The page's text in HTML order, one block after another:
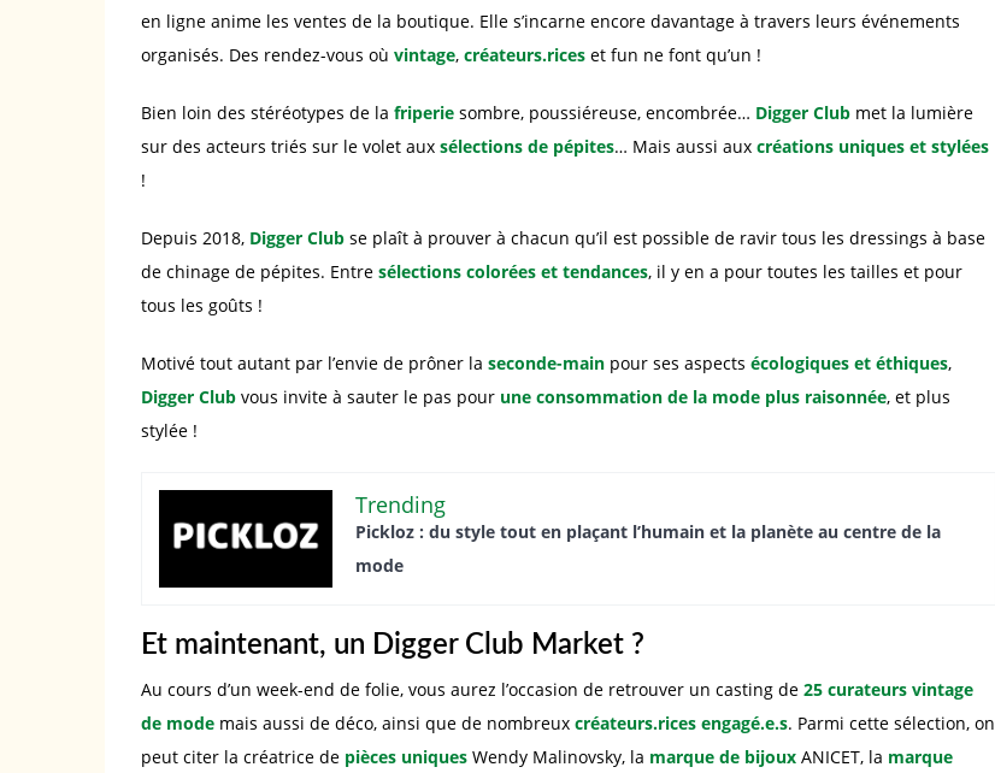
en ligne anime les ventes de la boutique. Elle s’incarne encore davantage à travers leurs événements
organisés. Des rendez-vous où vintage, créateurs.rices et fun ne font qu’un !
Bien loin des stéréotypes de la friperie sombre, poussiéreuse, encombrée… Digger Club met la lumière
sur des acteurs triés sur le volet aux sélections de pépites… Mais aussi aux créations uniques et stylées
!
Depuis 2018, Digger Club se plaît à prouver à chacun qu’il est possible de ravir tous les dressings à base
de chinage de pépites. Entre sélections colorées et tendances, il y en a pour toutes les tailles et pour
tous les goûts !
Motivé tout autant par l’envie de prôner la seconde-main pour ses aspects écologiques et éthiques,
Digger Club vous invite à sauter le pas pour une consommation de la mode plus raisonnée, et plus
stylée !
Trending
Pickloz : du style tout en plaçant l’humain et la planète au centre de la
mode
Et maintenant, un Digger Club Market ?
Au cours d’un week-end de folie, vous aurez l’occasion de retrouver un casting de 25 curateurs vintage
de mode mais aussi de déco, ainsi que de nombreux créateurs.rices engagé.e.s. Parmi cette sélection, on
peut citer la créatrice de pièces uniques Wendy Malinovsky, la marque de bijoux ANICET, la marque